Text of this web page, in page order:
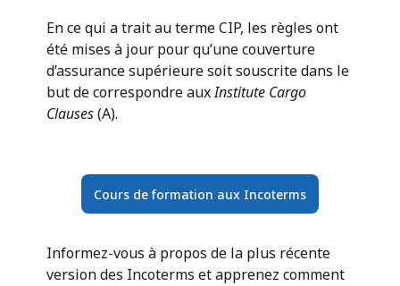
En ce qui a trait au terme CIP, les règles ont
été mises à jour pour qu’une couverture
d’assurance supérieure soit souscrite dans le
but de correspondre auxInstitute Cargo
Clauses(A).
Cours de formation aux Incoterms
Informez-vous à propos de la plus récente
version des Incoterms et apprenez comment